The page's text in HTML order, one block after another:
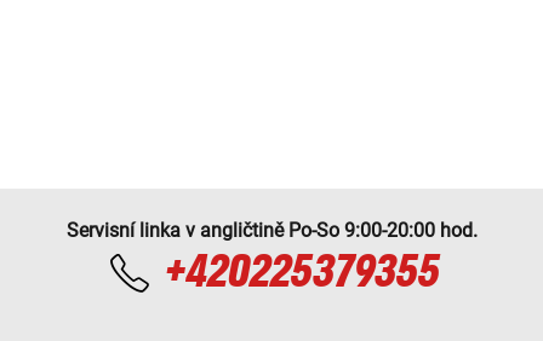
Servisní linka v angličtině Po-So 9:00-20:00 hod.
+420225379355